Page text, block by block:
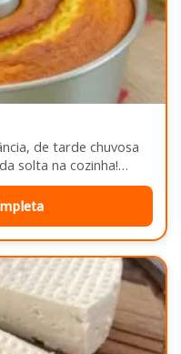
de tarde chuvosa
solta na cozinha!…